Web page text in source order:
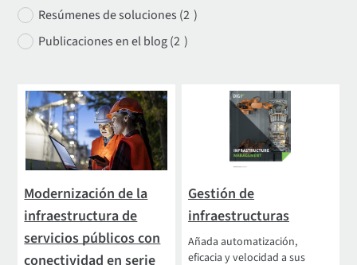
Resúmenes de soluciones (2 )
Publicaciones en el blog (2 )
Modernización de la
infraestructura de
servicios públicos con
conectividad en serie
Gestión de
infraestructuras
Añada automatización,
eficacia y velocidad a sus